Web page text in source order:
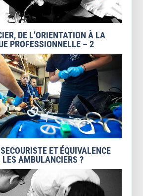
DE L’ORIENTATION À LA
PROFESSIONNELLE – 2
ET ÉQUIVALENCE
LES AMBULANCIERS ?